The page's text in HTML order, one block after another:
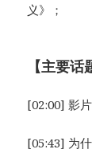
义》；
【主要话
[02:00] 影片
[05:43] 为